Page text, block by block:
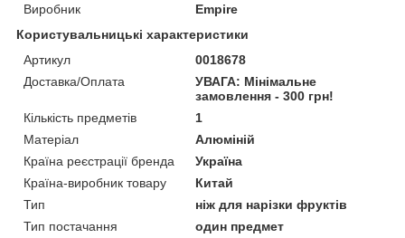
Виробник
Empire
Користувальницькі характеристики
Артикул
0018678
Доставка/Оплата
УВАГА: Мінімальне
замовлення - 300 грн!
Кількість предметів
1
Матеріал
Алюміній
Країна реєстрації бренда
Україна
Країна-виробник товару
Китай
Тип
ніж для нарізки фруктів
Тип постачання
один предмет